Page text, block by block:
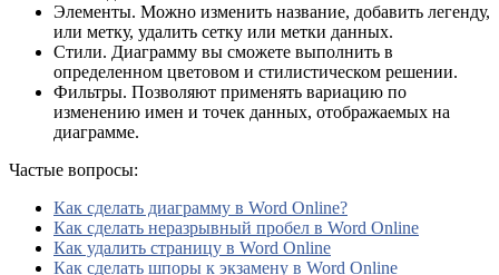
Элементы. Можно изменить название, добавить легенду,
или метку, удалить сетку или метки данных.
Стили. Диаграмму вы сможете выполнить в
определенном цветовом и стилистическом решении.
Фильтры. Позволяют применять вариацию по
изменению имен и точек данных, отображаемых на
диаграмме.
Частые вопросы:
Как сделать диаграмму в Word Online?
Как сделать неразрывный пробел в Word Online
Как удалить страницу в Word Online
Как сделать шпоры к экзамену в Word Online